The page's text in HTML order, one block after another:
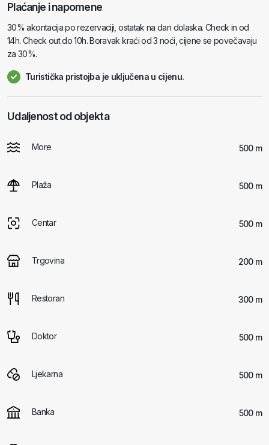
Plaćanje i napomene
30% akontacija po rezervaciji, ostatak na dan dolaska. Check in od
14h. Check out do 10h. Boravak kraći od 3 noći, cijene se povečavaju
za 30%.
Turistička pristojba je uključena u cijenu.
Udaljenost od objekta
More 500 m
Plaža 500 m
Centar 500 m
Trgovina 200 m
Restoran 300 m
Doktor 500 m
Ljekarna 500 m
Banka 500 m